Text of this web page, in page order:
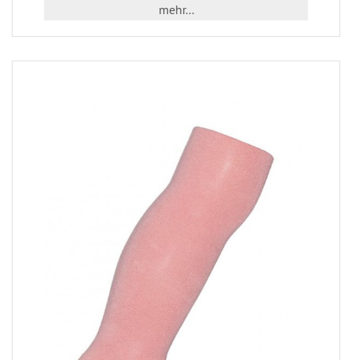
mehr...